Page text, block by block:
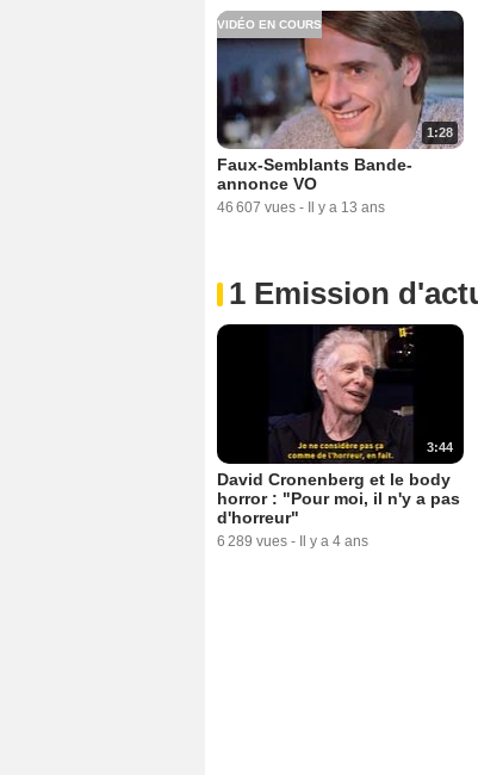
1:28
VIDÉO EN COURS
Faux-Semblants Bande-
annonce VO
46 607 vues - Il y a 13 ans
1 Emission
3:44
David Cronenberg et le body
horror : "Pour moi, il n'y a pas
d'horreur"
6 289 vues - Il y a 4 ans